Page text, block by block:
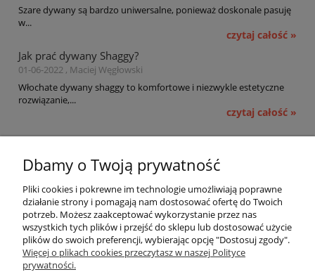
Szare dywany są bardzo uniwersalne, ponieważ doskonale pasuję
w...
czytaj całość »
Jak prać dywany Shaggy?
01-06-2022 , Maciej Węgłowski
Włochate dywany shaggy to komfortowe i niezwykle estetyczne
rozwiązanie,...
czytaj całość »
Płatności i dostawa
Informacje
Dbamy o Twoją prywatność
Pliki cookies i pokrewne im technologie umożliwiają poprawne
działanie strony i pomagają nam dostosować ofertę do Twoich
potrzeb. Możesz zaakceptować wykorzystanie przez nas
wszystkich tych plików i przejść do sklepu lub dostosować użycie
plików do swoich preferencji, wybierając opcję "Dostosuj zgody".
Więcej o plikach cookies przeczytasz w naszej Polityce
prywatności.